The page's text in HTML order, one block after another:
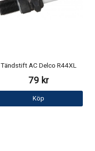
Tändstift AC Delco R44XL
79 kr
Köp